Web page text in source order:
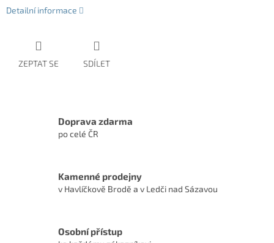
Detailní informace
ZEPTAT SE SDÍLET
Doprava zdarma
po celé ČR
Kamenné prodejny
v Havlíčkově Brodě a v Ledči nad Sázavou
Osobní přístup